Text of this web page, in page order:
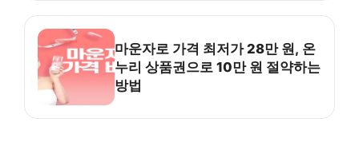
마운자로 가격 최저가 28만 원, 온
누리 상품권으로 10만 원 절약하는
방법